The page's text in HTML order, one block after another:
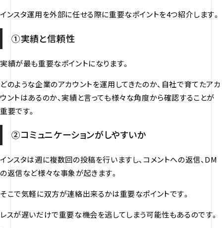
インスタ運用を外部に任せる際に重要なポイントを4つ紹介します。
①実績と信頼性
実績が最も重要なポイントになります。
どのような企業のアカウントを運用してきたのか、自社で育てたアカ
ウントはあるのか、実績と言っても様々な角度から確認することが
重要です。
②コミュニケーションがしやすいか
インスタは週に複数回の投稿を行いますし、コメントへの返信、DM
の返信など様々な事象が起きます。
そこで気軽に双方が連絡出来るかは重要なポイントです。
レスが遅いだけで重要な機会を逃してしまう可能性もあるのです。